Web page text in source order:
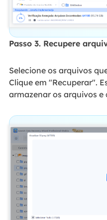
Passo 3. Recupere
Selecione os arquivos
Clique em "Recuperar".
armazenar os arquivos e